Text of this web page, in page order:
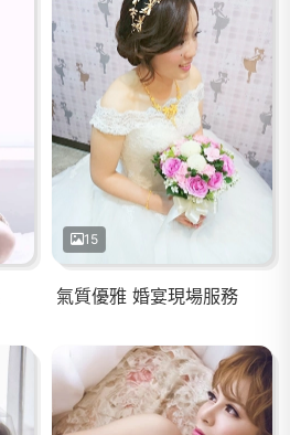
15
氣質優雅 婚宴現場服務